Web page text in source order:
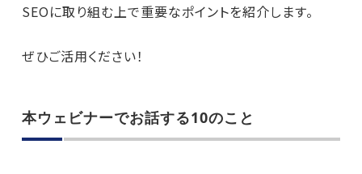
SEOに取り組む上で重要なポイントを紹介します。
ぜひご活用ください！
本ウェビナーでお話する10のこと